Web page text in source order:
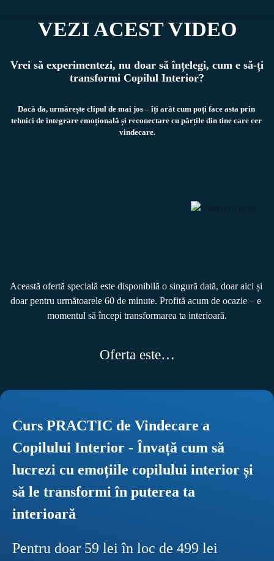
VEZI ACEST VIDEO
Vrei să experimentezi, nu doar să înțelegi, cum e să-ți
transformi Copilul Interior?
Dacă da, urmărește clipul de mai jos – îți arăt cum poți face asta prin
tehnici de integrare emoțională și reconectare cu părțile din tine care cer
vindecare.
Această ofertă specială este disponibilă o singură dată, doar aici și
doar pentru următoarele 60 de minute. Profită acum de ocazie – e
Oferta este…
Curs PRACTIC de Vindecare a
Copilului Interior - Învață cum să
lucrezi cu emoțiile copilului interior și
să le transformi în puterea ta
interioară
Pentru doar 59 lei în loc de 499 lei